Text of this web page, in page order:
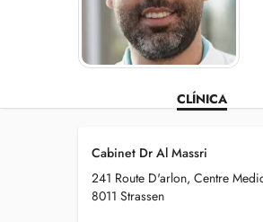
CLÍNICA
Cabinet Dr Al Massri
241 Route D'arlon, Centre
8011 Strassen